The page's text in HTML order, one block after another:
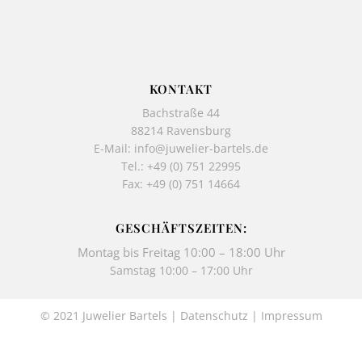
k
-
f
a
m
KONTAKT
Bachstraße 44
88214 Ravensburg
E-Mail: info@juwelier-bartels.de
Tel.: +49 (0) 751 22995
Fax: +49 (0) 751 14664
GESCHÄFTSZEITEN:
Montag bis Freitag 10:00 – 18:00 Uhr
Samstag 10:00 – 17:00 Uhr
© 2021 Juwelier Bartels | Datenschutz | Impressum